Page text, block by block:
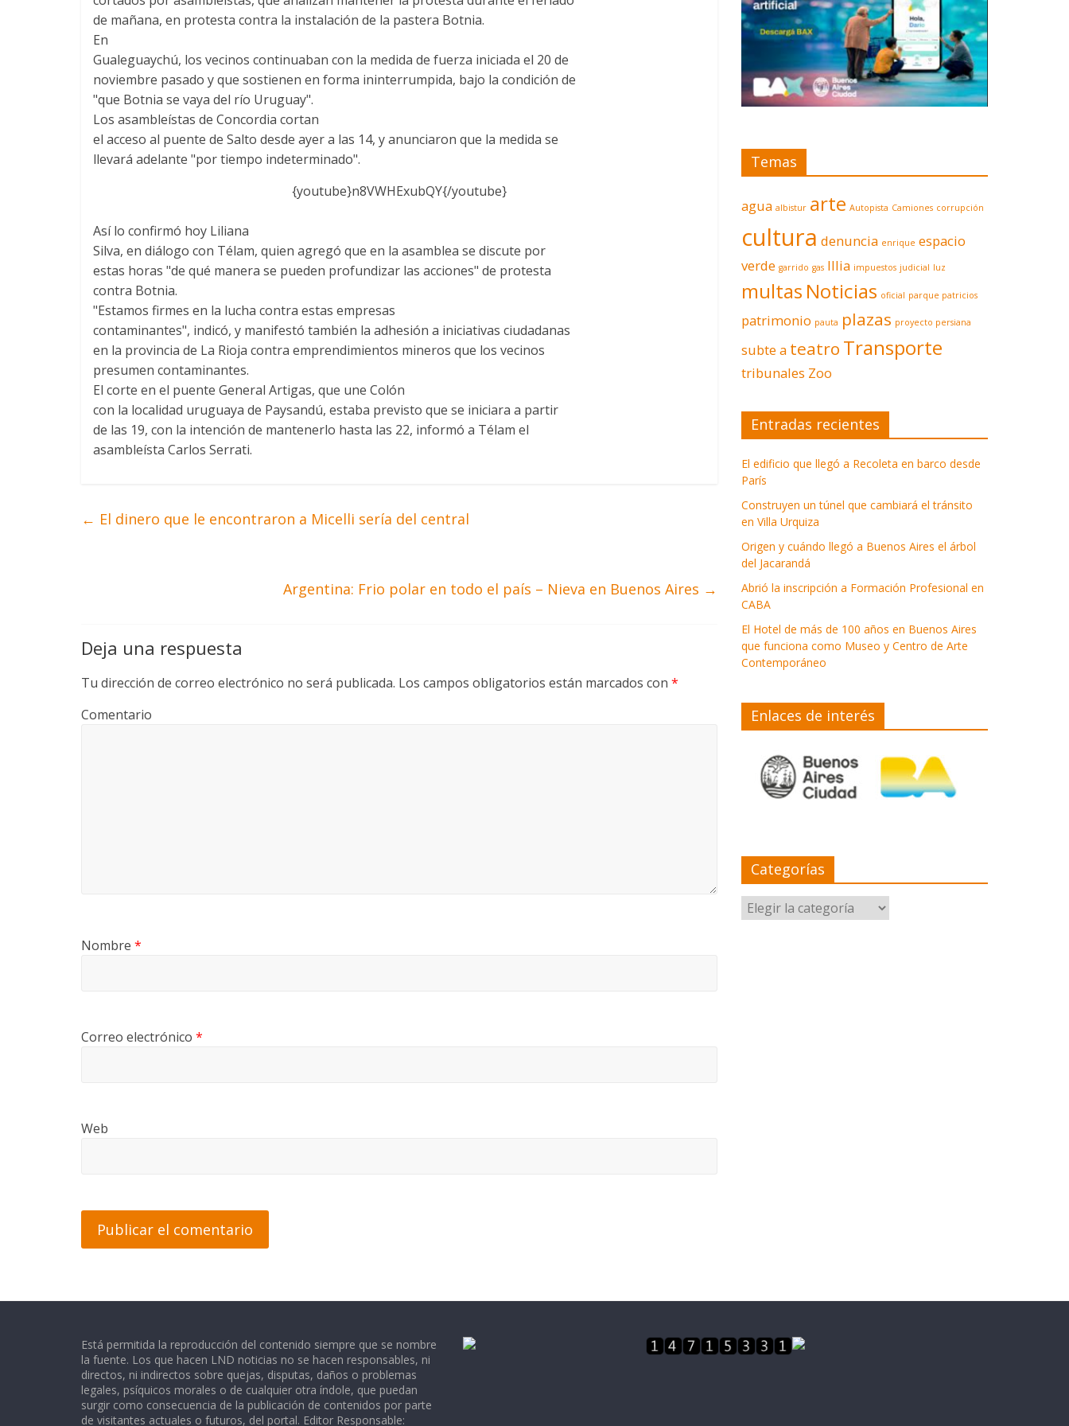
de mañana, en protesta contra la instalación de la pastera Botnia.
En
Gualeguaychú, los vecinos continuaban con la medida de fuerza iniciada el 20 de
noviembre pasado y que sostienen en forma ininterrumpida, bajo la condición de
"que Botnia se vaya del río Uruguay".
Los asambleístas de Concordia cortan
el acceso al puente de Salto desde ayer a las 14, y anunciaron que la medida se
llevará adelante "por tiempo indeterminado".
{youtube}n8VWHExubQY{/youtube}
Así lo confirmó hoy Liliana
Silva, en diálogo con Télam, quien agregó que en la asamblea se discute por
estas horas "de qué manera se pueden profundizar las acciones" de protesta
contra Botnia.
"Estamos firmes en la lucha contra estas empresas
contaminantes", indicó, y manifestó también la adhesión a iniciativas ciudadanas
en la provincia de La Rioja contra emprendimientos mineros que los vecinos
presumen contaminantes.
El corte en el puente General Artigas, que une Colón
con la localidad uruguaya de Paysandú, estaba previsto que se iniciara a partir
de las 19, con la intención de mantenerlo hasta las 22, informó a Télam el
asambleísta Carlos Serrati.
← El dinero que le encontraron a Micelli sería del central
Argentina: Frio polar en todo el país – Nieva en Buenos Aires →
Deja una respuesta
Tu dirección de correo electrónico no será publicada. Los campos obligatorios están marcados con *
Comentario
Nombre *
Correo electrónico *
Web
Temas
agua albistur arte Autopista Camiones corrupción
cultura denuncia enrique espacio
verde garrido gas Illia impuestos judicial luz
multas Noticias oficial parque patricios
patrimonio pauta plazas proyecto persiana
subte a teatro Transporte
tribunales Zoo
Entradas recientes
El edificio que llegó a Recoleta en barco desde
París
Construyen un túnel que cambiará el tránsito
en Villa Urquiza
Origen y cuándo llegó a Buenos Aires el árbol
del Jacarandá
Abrió la inscripción a Formación Profesional en
CABA
El Hotel de más de 100 años en Buenos Aires
que funciona como Museo y Centro de Arte
Contemporáneo
Enlaces de interés
Categorías
Categorías
Está permitida la reproducción del contenido siempre que se nombre
la fuente. Los que hacen LND noticias no se hacen responsables, ni
directos, ni indirectos sobre quejas, disputas, daños o problemas
legales, psíquicos morales o de cualquier otra índole, que puedan
surgir como consecuencia de la publicación de contenidos por parte
de visitantes actuales o futuros, del portal. Editor Responsable: